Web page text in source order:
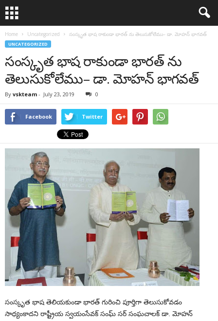
Home Uncategorized సంస్కృత భాష రాకుండా భారత్ ను తెలుసుకోలేము– డా. మోహన్ భాగవత్
UNCATEGORIZED
సంస్కృత భాష రాకుండా భారత్ ను
తెలుసుకోలేము– డా. మోహన్ భాగవత్
By vskteam - July 23, 2019 0
Facebook Twitter
సంస్కృత భాష తెలియకుండా భారత్ గురించి పూర్తిగా తెలుసుకోవడం
సాధ్యంకాదని రాష్ట్రీయ స్వయంసేవక్ సంఘ్ సర్ సంఘచాలక్ డా. మోహన్